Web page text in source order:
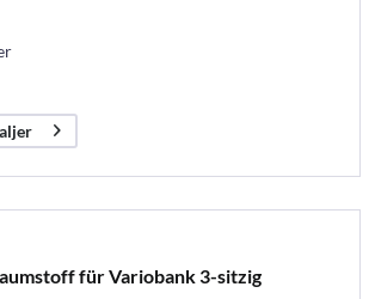
für Variobank 3-sitzig